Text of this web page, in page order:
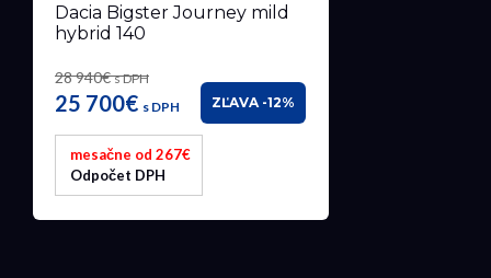
Dacia Bigster Journey mild
hybrid 140
28 940€s DPH
25 700€ s DPH ZĽAVA -12%
mesačne od 267€
Odpočet DPH